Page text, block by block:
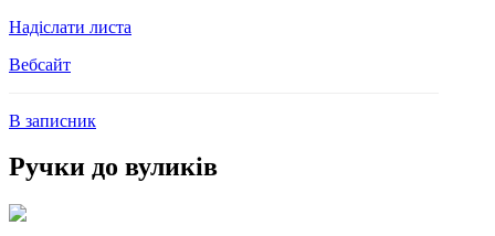
Надіслати листа
Вебсайт
В записник
Ручки до вуликів